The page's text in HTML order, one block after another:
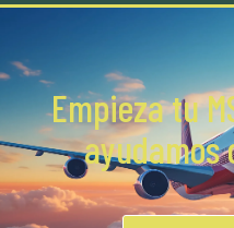
Empieza tu
ayudamos